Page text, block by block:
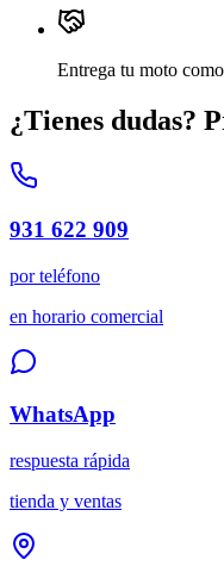
Entrega tu moto
¿Tienes dudas?
931 622 909
por teléfono
en horario comercial
WhatsApp
respuesta rápida
tienda y ventas